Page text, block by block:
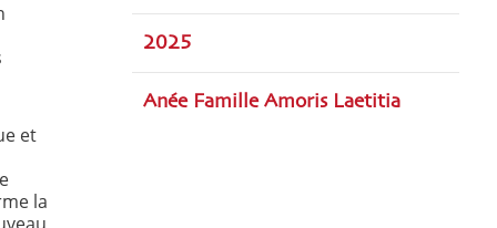
et
la
2025
Anée Famille Amoris Laetitia